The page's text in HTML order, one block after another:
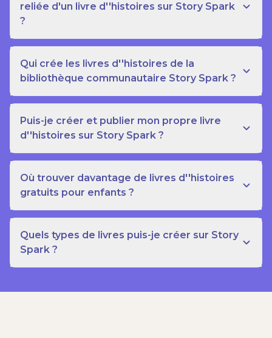
reliée d'un livre d''histoires sur Story Spark
?
Qui crée les livres d''histoires de la
bibliothèque communautaire Story Spark ?
Puis-je créer et publier mon propre livre
d''histoires sur Story Spark ?
Où trouver davantage de livres d''histoires
gratuits pour enfants ?
Quels types de livres puis-je créer sur Story
Spark ?